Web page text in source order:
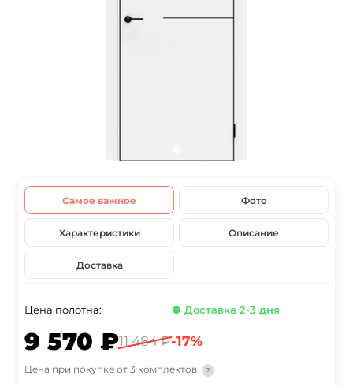
Самое важное Фото
Характеристики Описание
Доставка
Цена полотна: ● Доставка 2-3 дня
9 570 ₽11 484 ₽-17%
Цена при покупке от 3 комплектов ?